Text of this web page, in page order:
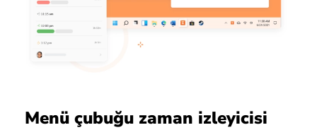
Menü çubuğu zaman izleyicisi